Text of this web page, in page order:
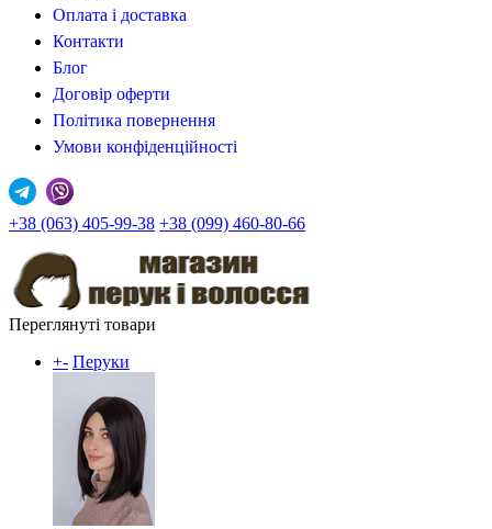
Оплата і доставка
Контакти
Блог
Договір оферти
Політика повернення
Умови конфіденційності
+38 (063) 405-99-38 +38 (099) 460-80-66
Переглянуті товари
+- Перуки